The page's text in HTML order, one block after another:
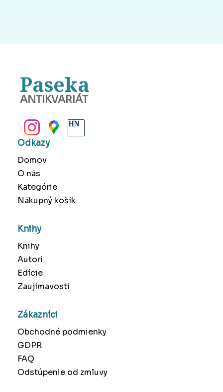
Paseka
ANTIKVARIÁT
Odkazy
Domov
O nás
Kategórie
Nákupný košík
Knihy
Knihy
Autori
Edície
Zaujímavosti
Zákazníci
Obchodné podmienky
GDPR
FAQ
Odstúpenie od zmluvy